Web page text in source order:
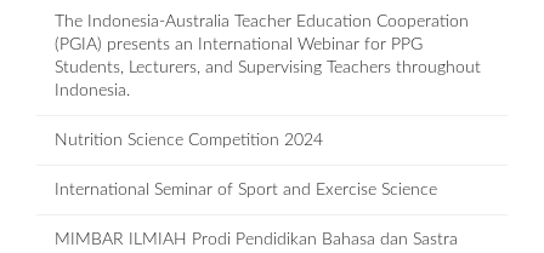
The Indonesia-Australia Teacher Education Cooperation
(PGIA) presents an International Webinar for PPG
Students, Lecturers, and Supervising Teachers throughout
Indonesia.
Nutrition Science Competition 2024
International Seminar of Sport and Exercise Science
MIMBAR ILMIAH Prodi Pendidikan Bahasa dan Sastra